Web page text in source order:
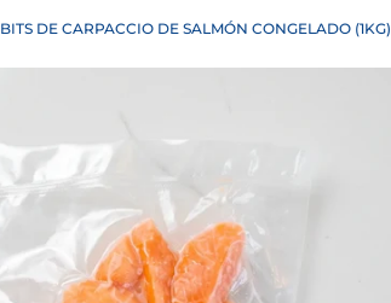
BITS DE CARPACCIO DE SALMÓN CONGELADO (1KG)